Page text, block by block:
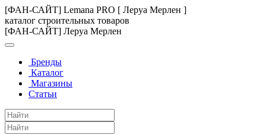
[ФАН-САЙТ] Lemana PRO [ Леруа Мерлен ]
каталог строительных товаров
[ФАН-САЙТ] Леруа Мерлен
Бренды
Каталог
Магазины
Статьи